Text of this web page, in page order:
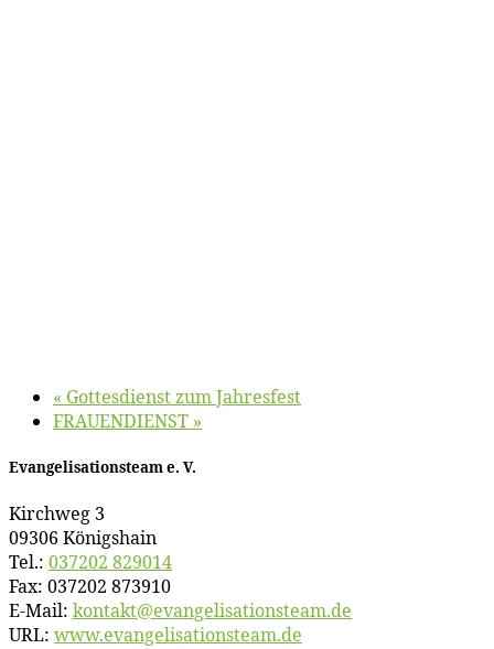
« Got­tes­dienst zum Jahresfest
FRAUENDIENST »
Evan­ge­li­sa­ti­ons­team e. V.
Kirch­weg 3
09306 Königshain
Tel.: 037202 829014
Fax: 037202 873910
E‑Mail: kontakt@​evangelisationsteam.​de
URL: www​.evan​ge​li​sa​ti​ons​team​.de